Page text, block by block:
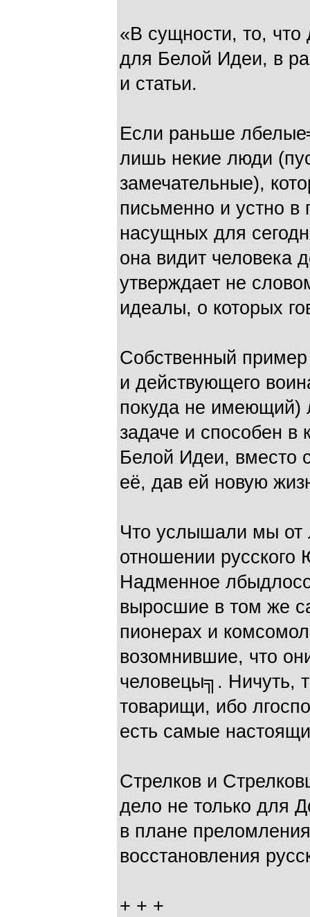
«В сущности, то, что
для Белой Идеи, в
и статьи.
Если раньше
лишь некие люди
замечательные),
письменно и устно в
насущных для
она видит человека
утверждает не
идеалы, о которых
Собственный
и действующего
покуда не имеющий)
задаче и способен в
Белой Идеи, вместо
её, дав ей новую
Что услышали мы от
отношении русского
Надменное
выросшие в том же
пионерах и
возомнившие, что
человецы╗. Ничуть,
товарищи, ибо
есть самые
Стрелков и
дело не только для
в плане
восстановления
+ + +